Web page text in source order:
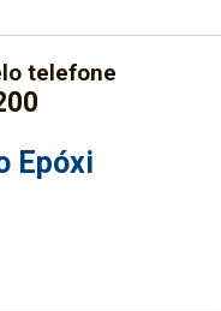
telefone
Epóxi